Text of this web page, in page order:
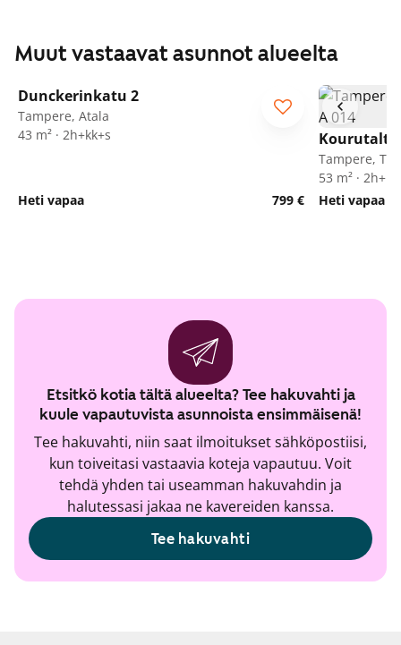
Muut vastaavat asunnot alueelta
Dunckerinkatu 2
Tampere, Atala
43 m² · 2h+kk+s
Heti vapaa 799 €
Tampere,
53 m² ·
Heti vapaa
Etsitkö kotia tältä alueelta? Tee hakuvahti ja
kuule vapautuvista asunnoista ensimmäisenä!
Tee hakuvahti, niin saat ilmoitukset sähköpostiisi,
kun toiveitasi vastaavia koteja vapautuu. Voit
tehdä yhden tai useamman hakuvahdin ja
halutessasi jakaa ne kavereiden kanssa.
Tee hakuvahti